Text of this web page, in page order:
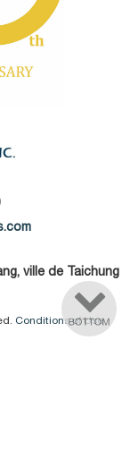
ville de Taichung
Conditions of Use